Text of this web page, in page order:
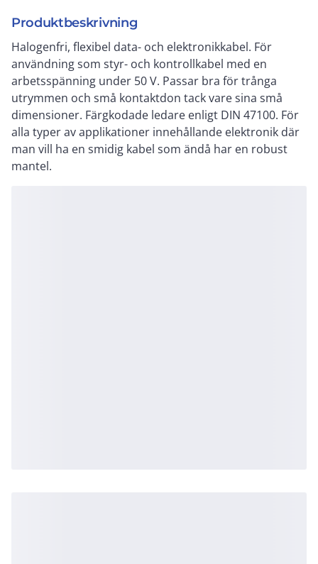
Produktbeskrivning
Halogenfri, flexibel data- och elektronikkabel. För
användning som styr- och kontrollkabel med en
arbetsspänning under 50 V. Passar bra för trånga
utrymmen och små kontaktdon tack vare sina små
dimensioner. Färgkodade ledare enligt DIN 47100. För
alla typer av applikationer innehållande elektronik där
man vill ha en smidig kabel som ändå har en robust
mantel.